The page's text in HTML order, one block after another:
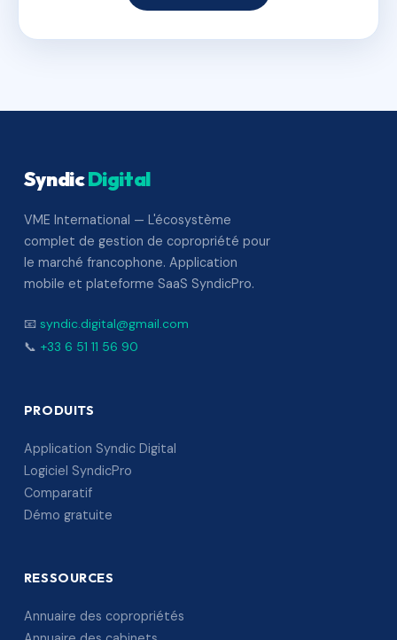
SyndicDigital
VME International — L'écosystème
complet de gestion de copropriété pour
le marché francophone. Application
mobile et plateforme SaaS SyndicPro.
📧 syndic.digital@gmail.com
📞 +33 6 51 11 56 90
PRODUITS
Application Syndic Digital
Logiciel SyndicPro
Comparatif
Démo gratuite
RESSOURCES
Annuaire des copropriétés